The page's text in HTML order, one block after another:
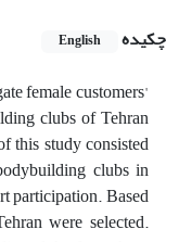
چکیده English
female customers'
clubs of Tehran
this study consisted
clubs in
participation. Based
were selected.